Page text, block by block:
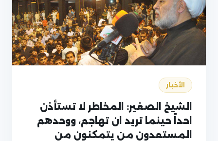
الأخبار
الشيخ الصغير: المخاطر لا تستأذن
احداً حينما تريد ان تهاجم، ووحدهم
المستعدون من يتمكنون من